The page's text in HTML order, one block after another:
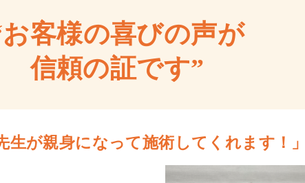
客様の喜びの声が
信頼の証です”
生が親身になって施術してくれます！」